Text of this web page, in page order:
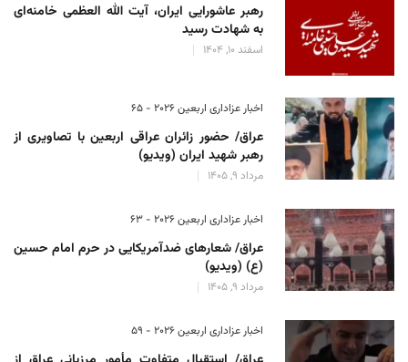
رهبر عاشورایی ایران، آیت الله العظمی خامنه‌ای
به شهادت رسید
اسفند 10, 1404
اخبار عزاداری اربعین ۲۰۲۶ - 65
عراق/ حضور زائران عراقی اربعین با تصاویری از
رهبر شهید ایران (ویدیو)
مرداد 9, 1405
اخبار عزاداری اربعین ۲۰۲۶ - 63
عراق/ شعارهای ضدآمریکایی در حرم امام حسین
(ع) (ویدیو)
مرداد 9, 1405
اخبار عزاداری اربعین ۲۰۲۶ - 59